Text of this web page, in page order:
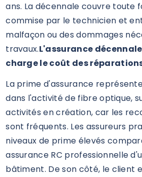
ans. La décennale couvre toute
commise par le technicien et
malfaçon ou des dommages
travaux.L'assurance
charge le coût des
La prime d'assurance
dans l'activité de fibre optique,
activités en création, car les
sont fréquents. Les assureurs
niveaux de prime élevés
assurance RC professionnelle
bâtiment. De son côté, le client